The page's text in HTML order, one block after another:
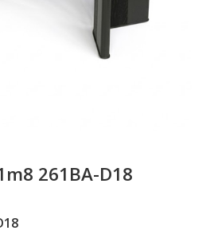
261BA-D18